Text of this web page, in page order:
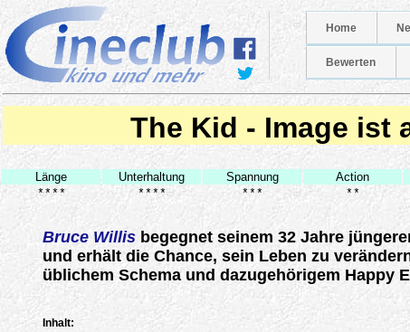
Home
Bewerten
The Kid - Image ist
Länge Unterhaltung Spannung Action
****
**** *** **
Bruce Willis begegnet seinem 32 Jahre
und erhält die Chance, sein Leben zu
üblichem Schema und dazugehörigem Happy
Inhalt: